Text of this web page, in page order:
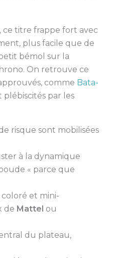
ce titre frappe fort avec
plus facile que de
bémol sur la
On retrouve ce
comme Bata-
par les
risque sont mobilisées
à la dynamique
« parce que
et mini-
de Mattel ou
du plateau,